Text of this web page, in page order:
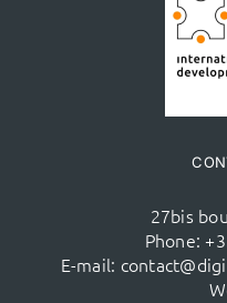
27bis
Phone:
E-mail: